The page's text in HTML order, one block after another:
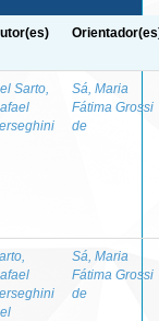
Sarto,
Sá, Maria
Fátima Grossi
de
Sá, Maria
Fátima Grossi
de